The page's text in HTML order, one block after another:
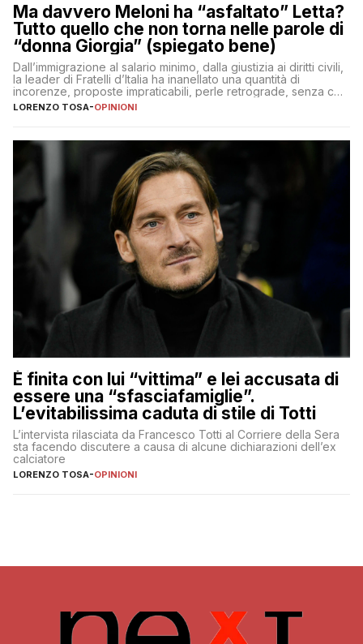
Ma davvero Meloni ha “asfaltato” Letta?
Tutto quello che non torna nelle parole di
“donna Giorgia” (spiegato bene)
Dall’immigrazione al salario minimo, dalla giustizia ai diritti civili,
la leader di Fratelli d’Italia ha inanellato una quantità di
incorenze, proposte impraticabili, perle retrograde, senza che
nessuno – a destra come a sinistra – glielo abbia fatto notare
LORENZO TOSA-OPINIONI
È finita con lui “vittima” e lei accusata di
essere una “sfasciafamiglie”.
L’evitabilissima caduta di stile di Totti
L’intervista rilasciata da Francesco Totti al Corriere della Sera
sta facendo discutere a causa di alcune dichiarazioni dell’ex
calciatore
LORENZO TOSA-OPINIONI